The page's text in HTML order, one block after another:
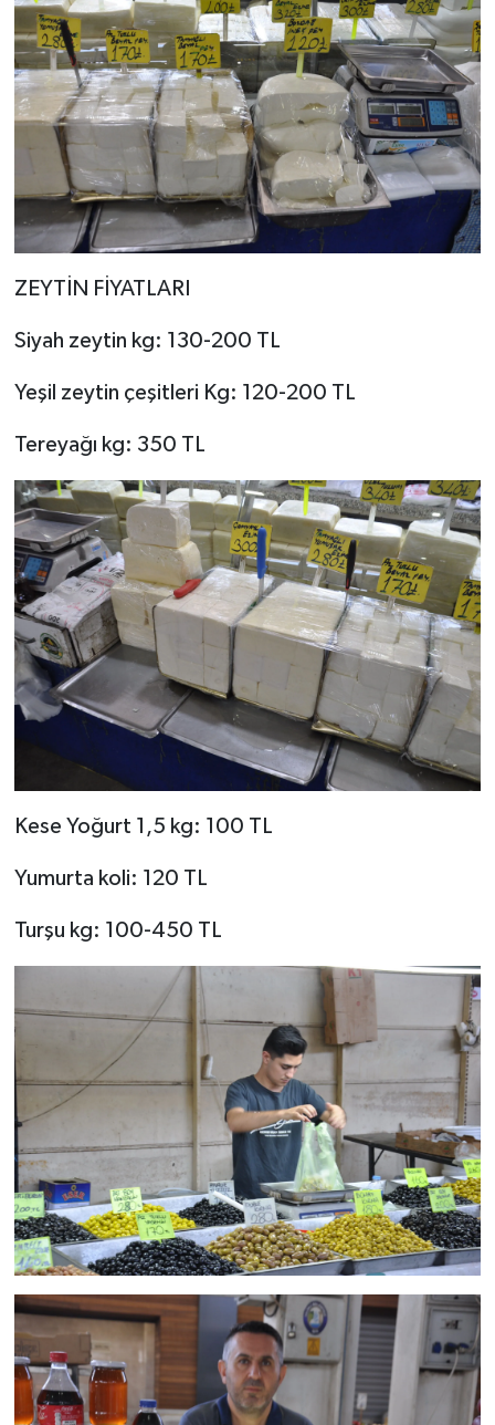
ZEYTİN FİYATLARI
Siyah zeytin kg: 130-200 TL
Yeşil zeytin çeşitleri Kg: 120-200 TL
Tereyağı kg: 350 TL
Kese Yoğurt 1,5 kg: 100 TL
Yumurta koli: 120 TL
Turşu kg: 100-450 TL